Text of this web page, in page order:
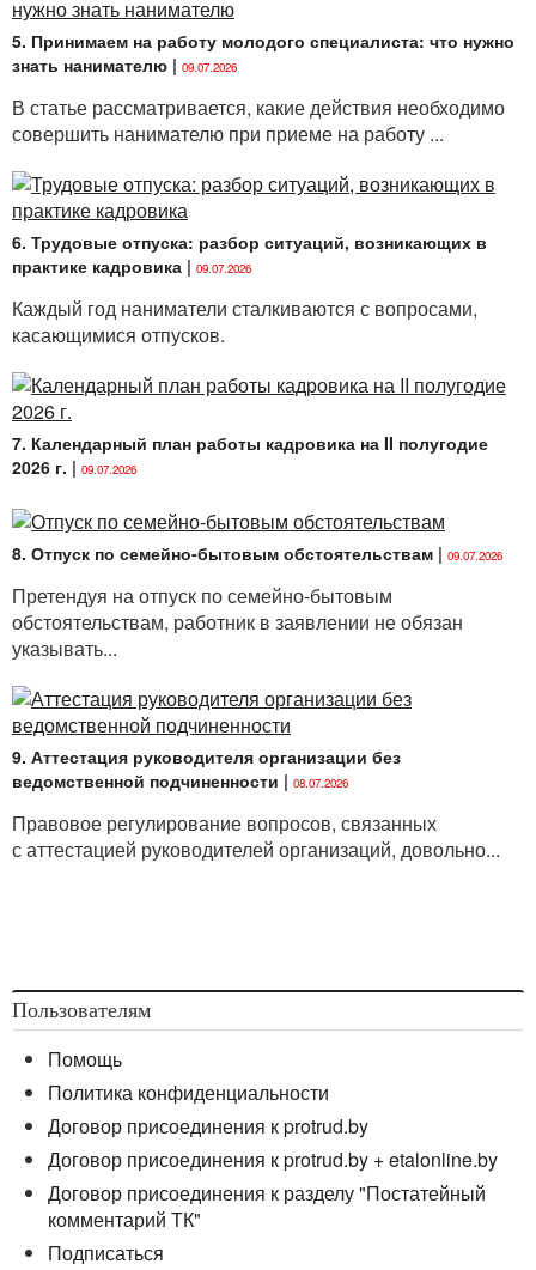
5. Принимаем на работу молодого специалиста: что нужно
знать нанимателю | 09.07.2026
В статье рассматривается, какие действия необходимо
совершить нанимателю при приеме на работу ...
6. Трудовые отпуска: разбор ситуаций, возникающих в
практике кадровика | 09.07.2026
Каждый год наниматели сталкиваются с вопросами,
касающимися отпусков.
7. Календарный план работы кадровика на II полугодие
2026 г. | 09.07.2026
8. Отпуск по семейно-бытовым обстоятельствам | 09.07.2026
Претендуя на отпуск по семейно-бытовым
обстоятельствам, работник в заявлении не обязан
указывать...
9. Аттестация руководителя организации без
ведомственной подчиненности | 08.07.2026
Правовое регулирование вопросов, связанных
с аттестацией руководителей организаций, довольно...
Пользователям
Помощь
Политика конфиденциальности
Договор присоединения к protrud.by
Договор присоединения к protrud.by + etalonline.by
Договор присоединения к разделу "Постатейный
комментарий ТК"
Подписаться